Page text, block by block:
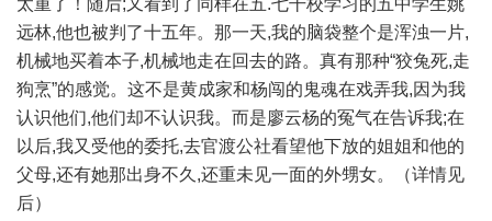
太重了！随后;又看到了同样在五.七干校学习的五中学生姚
远林,他也被判了十五年。那一天,我的脑袋整个是浑浊一片,
机械地买着本子,机械地走在回去的路。真有那种“狡兔死,走
狗烹”的感觉。这不是黄成家和杨闯的鬼魂在戏弄我,因为我
认识他们,他们却不认识我。而是廖云杨的冤气在告诉我;在
以后,我又受他的委托,去官渡公社看望他下放的姐姐和他的
父母,还有她那出身不久,还重未见一面的外甥女。（详情见
后）